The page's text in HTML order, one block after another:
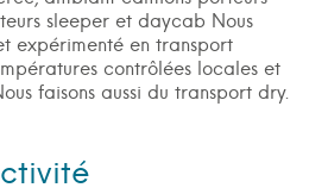
sleeper et daycab Nous
expérimenté en transport
contrôlées locales et
faisons aussi du transport dry.